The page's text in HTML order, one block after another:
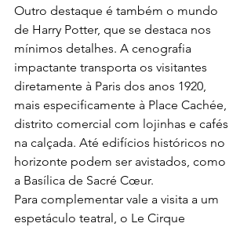
Outro destaque é também o mundo
de Harry Potter, que se destaca nos
mínimos detalhes. A cenografia
impactante transporta os visitantes
diretamente à Paris dos anos 1920,
mais especificamente à Place Cachée,
distrito comercial com lojinhas e cafés
na calçada. Até edifícios históricos no
horizonte podem ser avistados, como
a Basílica de Sacré Cœur.
Para complementar vale a visita a um
espetáculo teatral, o Le Cirque